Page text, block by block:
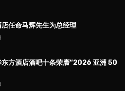
任命马辉先生为总经理
东方酒店酒吧十条荣膺“2026 亚洲 50